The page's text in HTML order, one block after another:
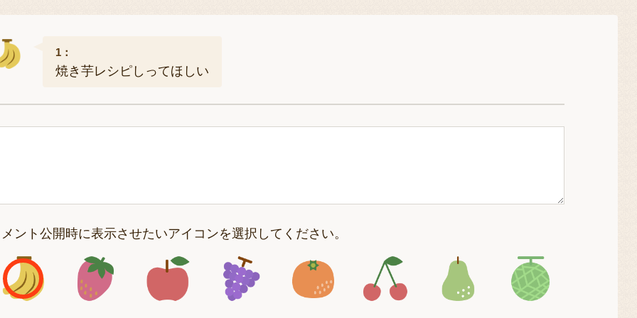
1：
焼き芋レシピしってほしい
ント公開時に表示させたいアイコンを選択してください。
アイコン1 アイコン2 アイコン3 アイコン4 アイコン5 アイコン6 アイコン7